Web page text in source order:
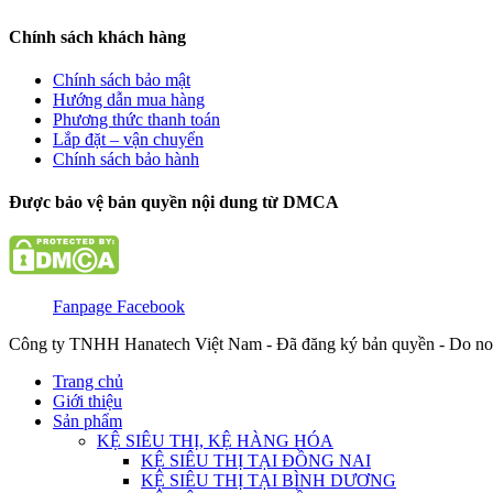
Chính sách khách hàng
Chính sách bảo mật
Hướng dẫn mua hàng
Phương thức thanh toán
Lắp đặt – vận chuyển
Chính sách bảo hành
Được bảo vệ bản quyền nội dung từ DMCA
Fanpage Facebook
Công ty TNHH Hanatech Việt Nam - Đã đăng ký bản quyền - Do
Trang chủ
Giới thiệu
Sản phẩm
KỆ SIÊU THỊ, KỆ HÀNG HÓA
KỆ SIÊU THỊ TẠI ĐỒNG NAI
KỆ SIÊU THỊ TẠI BÌNH DƯƠNG